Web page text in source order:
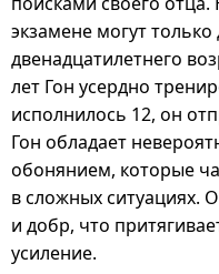
экзамене могут
двенадцатилетнего
лет Гон усердно
исполнилось 12, он
Гон обладает
обонянием, которые
в сложных ситуациях.
и добр, что
усиление.